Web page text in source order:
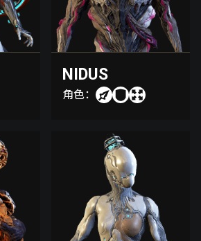
NIDUS
角色：